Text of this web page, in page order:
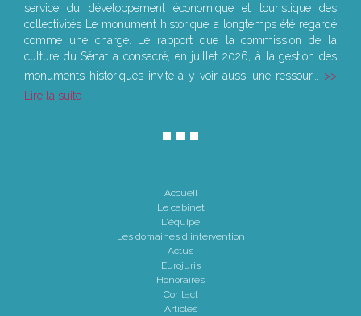
service du développement économique et touristique des
collectivités Le monument historique a longtemps été regardé
comme une charge. Le rapport que la commission de la
culture du Sénat a consacré, en juillet 2026, à la gestion des
monuments historiques invite à y voir aussi une ressour...
Lire la suite
Accueil
Le cabinet
L'équipe
Les domaines d'intervention
Actus
Eurojuris
Honoraires
Contact
Articles